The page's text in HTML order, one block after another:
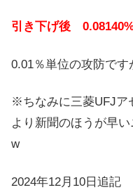
引き下げ後
0.01％単位の攻防です
※ちなみに三菱UFJア
より新聞のほうが早
w
2024年12月10日追記